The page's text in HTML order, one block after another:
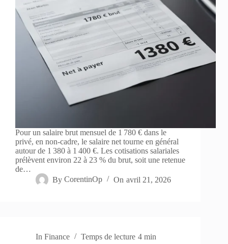
Pour un salaire brut mensuel de 1 780 € dans le
privé, en non-cadre, le salaire net tourne en général
autour de 1 380 à 1 400 €. Les cotisations salariales
prélèvent environ 22 à 23 % du brut, soit une retenue
de…
By CorentinOp On avril 21, 2026
In Finance Temps de lecture 4 min